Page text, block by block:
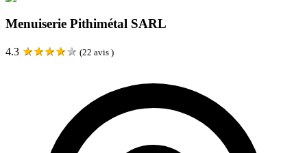
Menuiserie Pithimétal SARL
4.3 ★★★★★ (22 avis )